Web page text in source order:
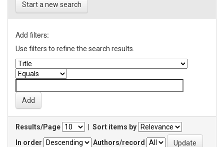
Start a new search
Add filters:
Use filters to refine the search results.
Results/Page
Sort items by
In order
Authors/record